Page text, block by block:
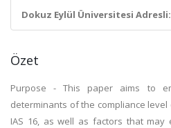
Dokuz Eylül Üniversitesi Adresli:
Özet
Purpose - This paper aims to
determinants of the compliance
IAS 16, as well as factors that